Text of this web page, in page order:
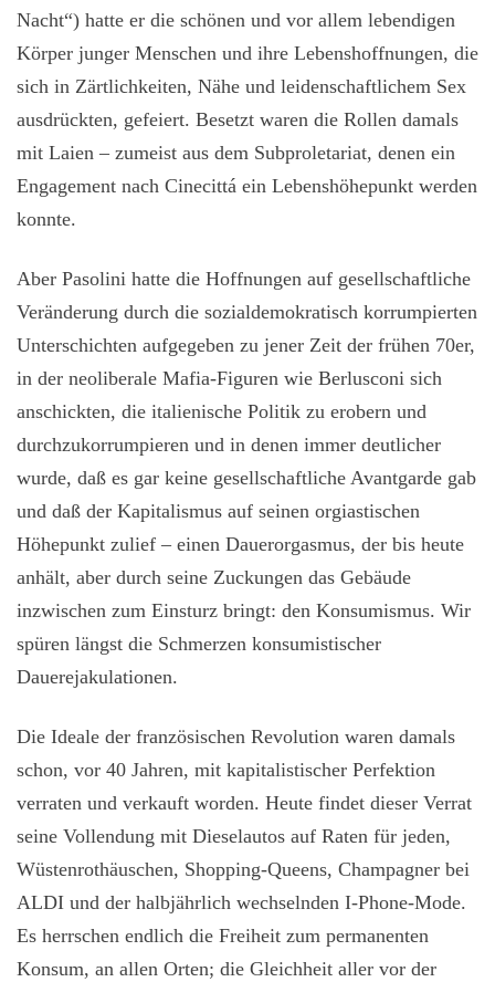
Nacht“) hatte er die schönen und vor allem lebendigen
Körper junger Menschen und ihre Lebenshoffnungen, die
sich in Zärtlichkeiten, Nähe und leidenschaftlichem Sex
ausdrückten, gefeiert. Besetzt waren die Rollen damals
mit Laien – zumeist aus dem Subproletariat, denen ein
Engagement nach Cinecittá ein Lebenshöhepunkt werden
konnte.
Aber Pasolini hatte die Hoffnungen auf gesellschaftliche
Veränderung durch die sozialdemokratisch korrumpierten
Unterschichten aufgegeben zu jener Zeit der frühen 70er,
in der neoliberale Mafia-Figuren wie Berlusconi sich
anschickten, die italienische Politik zu erobern und
durchzukorrumpieren und in denen immer deutlicher
wurde, daß es gar keine gesellschaftliche Avantgarde gab
und daß der Kapitalismus auf seinen orgiastischen
Höhepunkt zulief – einen Dauerorgasmus, der bis heute
anhält, aber durch seine Zuckungen das Gebäude
inzwischen zum Einsturz bringt: den Konsumismus. Wir
spüren längst die Schmerzen konsumistischer
Dauerejakulationen.
Die Ideale der französischen Revolution waren damals
schon, vor 40 Jahren, mit kapitalistischer Perfektion
verraten und verkauft worden. Heute findet dieser Verrat
seine Vollendung mit Dieselautos auf Raten für jeden,
Wüstenrothäuschen, Shopping-Queens, Champagner bei
ALDI und der halbjährlich wechselnden I-Phone-Mode.
Es herrschen endlich die Freiheit zum permanenten
Konsum, an allen Orten; die Gleichheit aller vor der